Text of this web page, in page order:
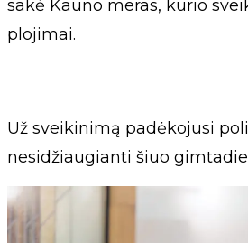
sakė Kauno meras, kurio
plojimai.
Už sveikinimą padėkojusi
nesidžiaugianti šiuo